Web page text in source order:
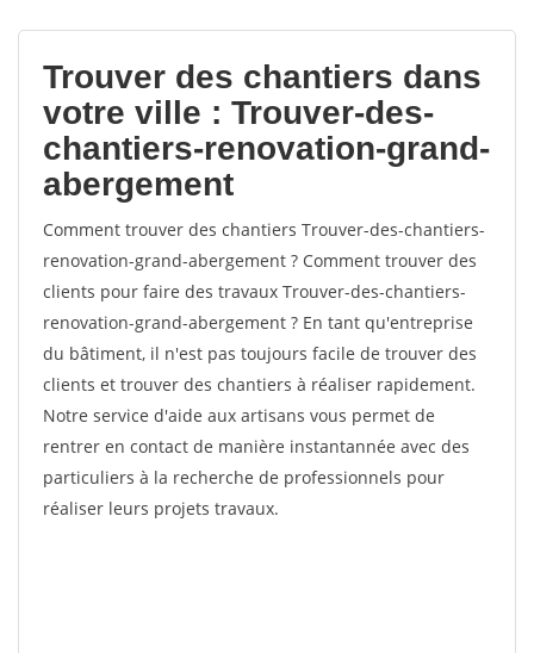
votes
Trouver des chantiers dans
votre ville : Trouver-des-
chantiers-renovation-grand-
abergement
Comment trouver des chantiers Trouver-des-chantiers-
renovation-grand-abergement ? Comment trouver des
clients pour faire des travaux Trouver-des-chantiers-
renovation-grand-abergement ? En tant qu'entreprise
du bâtiment, il n'est pas toujours facile de trouver des
clients et trouver des chantiers à réaliser rapidement.
Notre service d'aide aux artisans vous permet de
rentrer en contact de manière instantannée avec des
particuliers à la recherche de professionnels pour
réaliser leurs projets travaux.